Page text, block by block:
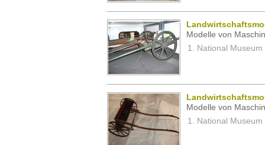
Modelle von
National Museum
Modelle von
National Museum